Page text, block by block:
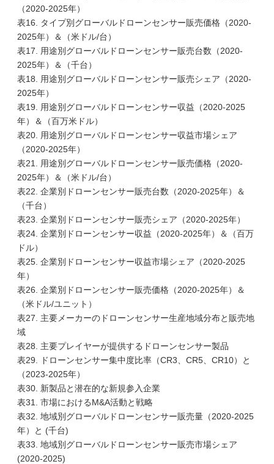
（2020-2025年）
表16. タイプ別グローバルドローンセンサー販売価格（2020-
2025年）＆（米ドル/台）
表17. 用途別グローバルドローンセンサー販売台数（2020-
2025年）＆（千台）
表18. 用途別グローバルドローンセンサー販売シェア（2020-
2025年）
表19. 用途別グローバルドローンセンサー収益（2020-2025
年）＆（百万米ドル）
表20. 用途別グローバルドローンセンサー収益市場シェア
（2020-2025年）
表21. 用途別グローバルドローンセンサー販売価格（2020-
2025年）＆（米ドル/台）
表22. 企業別ドローンセンサー販売台数（2020-2025年）＆
（千台）
表23. 企業別ドローンセンサー販売シェア（2020-2025年）
表24. 企業別ドローンセンサー収益（2020-2025年）＆（百万
ドル）
表25. 企業別ドローンセンサー収益市場シェア（2020-2025
年）
表26. 企業別ドローンセンサー販売価格（2020-2025年）＆
（米ドル/ユニット）
表27. 主要メーカーのドローンセンサー生産地域分布と販売地
域
表28. 主要プレイヤーが提供するドローンセンサー製品
表29. ドローンセンサー集中度比率（CR3、CR5、CR10）と
（2023-2025年）
表30. 新製品と潜在的な新規参入企業
表31. 市場におけるM&A活動と戦略
表32. 地域別グローバルドローンセンサー販売量（2020-2025
年）と (千台)
表33. 地域別グローバルドローンセンサー販売市場シェア
(2020-2025)